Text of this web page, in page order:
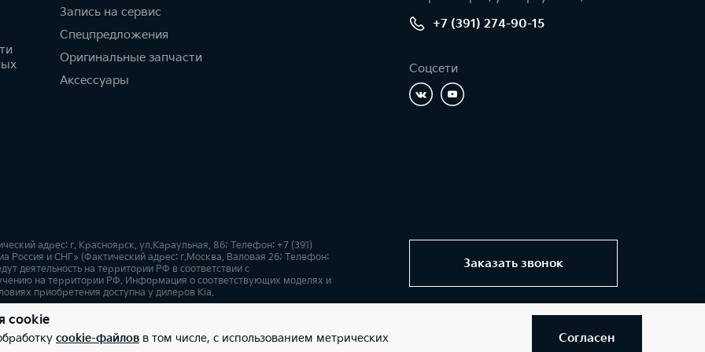
Запись на сервис
Спецпредложения
Оригинальные запчасти
Аксессуары
+7 (391) 274-90-15
Соцсети
Заказать звонок
адрес: г. Красноярск, ул.Караульная, 86; Телефон: +7 (391)
и СНГ» (Фактический адрес: г.Москва, Валовая 26; Телефон:
деятельность на территории РФ в соответствии с
на территории РФ. Информация о соответствующих моделях и
приобретения доступна у дилеров Kia.
Карта сайта
cookie
cookie-файлов в том числе, с использованием метрических
Согласен